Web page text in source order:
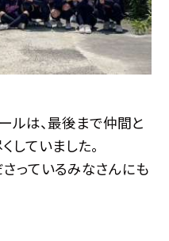
ルは、最後まで仲間と
していました。
っているみなさんにも